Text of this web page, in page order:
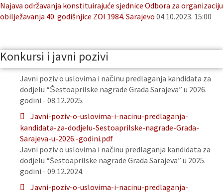
Najava održavanja konstituirajuće sjednice Odbora za organizaciju
obilježavanja 40. godišnjice ZOI 1984. Sarajevo 04.10.2023. 15:00
Konkursi i javni pozivi
Javni poziv o uslovima i načinu predlaganja kandidata za
dodjelu “Šestoaprilske nagrade Grada Sarajeva” u 2026.
godini - 08.12.2025.
Javni-poziv-o-uslovima-i-nacinu-predlaganja-
kandidata-za-dodjelu-Sestoaprilske-nagrade-Grada-
Sarajeva-u-2026.-godini.pdf
Javni poziv o uslovima i načinu predlaganja kandidata za
dodjelu “Šestoaprilske nagrade Grada Sarajeva” u 2025.
godini - 09.12.2024.
Javni-poziv-o-uslovima-i-nacinu-predlaganja-